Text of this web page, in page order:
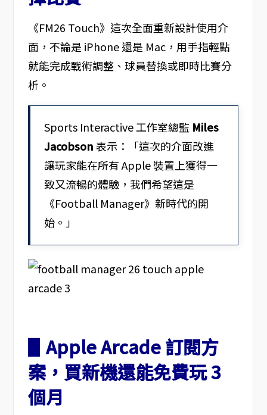
《FM26 Touch》這次全面重新設計使用介
面，不論是 iPhone 還是 Mac，用手指輕點
就能完成戰術調整、球員替換或即時比賽分
析。
Sports Interactive 工作室總監 Miles
Jacobson表示：「這次的介面改進
讓玩家能在所有 Apple 裝置上獲得一
致又流暢的體驗，我們希望這是
《Football Manager》新時代的開
始。」
▋Apple Arcade 訂閱方
案，買新機還能免費玩 3
個月